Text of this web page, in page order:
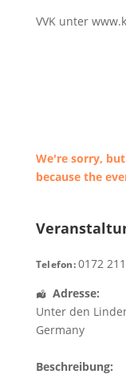
VVK unter
We're sorry,
because the
Telefon: 0172
Adresse:
Unter den
Germany
Beschreibung: